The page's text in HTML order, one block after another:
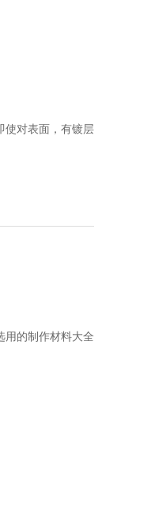
使对表面，有镀层
用的制作材料大全